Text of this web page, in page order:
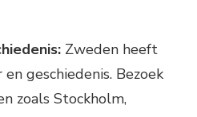
Zweden heeft
geschiedenis. Bezoek
zoals Stockholm,